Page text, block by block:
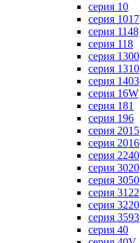
серия 10
серия 1017
серия 1148
серия 118
серия 1300
серия 1310
серия 1403
серия 16W
серия 181
серия 196
серия 2015
серия 2016
серия 2240
серия 3020
серия 3050
серия 3122
серия 3220
серия 3593
серия 40